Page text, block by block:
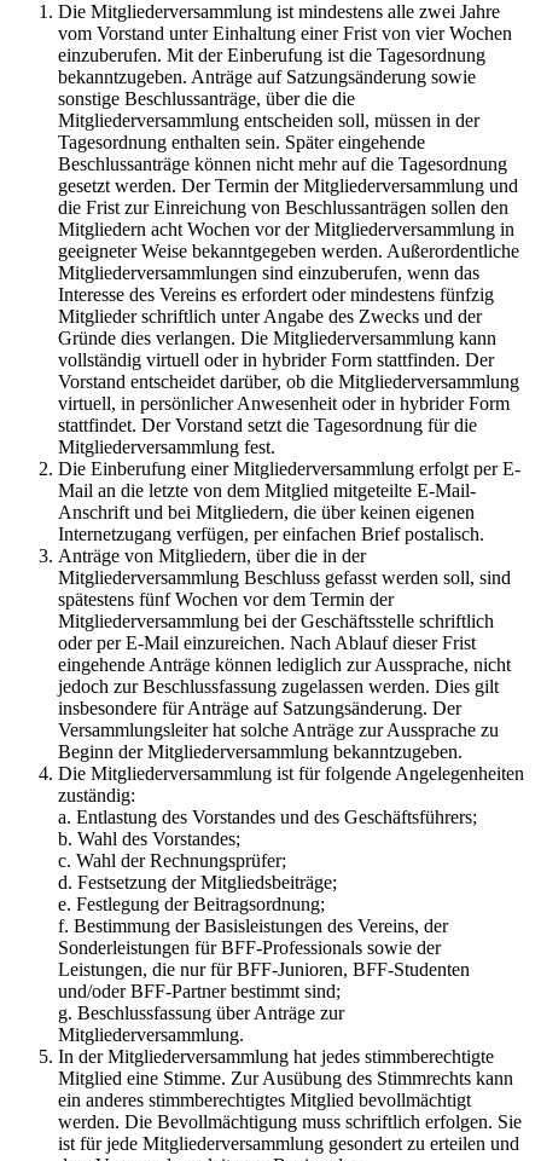
Die Mitgliederversammlung ist mindestens alle zwei Jahre
vom Vorstand unter Einhaltung einer Frist von vier Wochen
einzuberufen. Mit der Einberufung ist die Tagesordnung
bekanntzugeben. Anträge auf Satzungsänderung sowie
sonstige Beschlussanträge, über die die
Mitgliederversammlung entscheiden soll, müssen in der
Tagesordnung enthalten sein. Später eingehende
Beschlussanträge können nicht mehr auf die Tagesordnung
gesetzt werden. Der Termin der Mitgliederversammlung und
die Frist zur Einreichung von Beschlussanträgen sollen den
Mitgliedern acht Wochen vor der Mitgliederversammlung in
geeigneter Weise bekanntgegeben werden. Außerordentliche
Mitgliederversammlungen sind einzuberufen, wenn das
Interesse des Vereins es erfordert oder mindestens fünfzig
Mitglieder schriftlich unter Angabe des Zwecks und der
Gründe dies verlangen. Die Mitgliederversammlung kann
vollständig virtuell oder in hybrider Form stattfinden. Der
Vorstand entscheidet darüber, ob die Mitgliederversammlung
virtuell, in persönlicher Anwesenheit oder in hybrider Form
stattfindet. Der Vorstand setzt die Tagesordnung für die
Mitgliederversammlung fest.
Die Einberufung einer Mitgliederversammlung erfolgt per E-
Mail an die letzte von dem Mitglied mitgeteilte E-Mail-
Anschrift und bei Mitgliedern, die über keinen eigenen
Internetzugang verfügen, per einfachen Brief postalisch.
Anträge von Mitgliedern, über die in der
Mitgliederversammlung Beschluss gefasst werden soll, sind
spätestens fünf Wochen vor dem Termin der
Mitgliederversammlung bei der Geschäftsstelle schriftlich
oder per E-Mail einzureichen. Nach Ablauf dieser Frist
eingehende Anträge können lediglich zur Aussprache, nicht
jedoch zur Beschlussfassung zugelassen werden. Dies gilt
insbesondere für Anträge auf Satzungsänderung. Der
Versammlungsleiter hat solche Anträge zur Aussprache zu
Beginn der Mitgliederversammlung bekanntzugeben.
Die Mitgliederversammlung ist für folgende Angelegenheiten
zuständig:
a. Entlastung des Vorstandes und des Geschäftsführers;
b. Wahl des Vorstandes;
c. Wahl der Rechnungsprüfer;
d. Festsetzung der Mitgliedsbeiträge;
e. Festlegung der Beitragsordnung;
f. Bestimmung der Basisleistungen des Vereins, der
Sonderleistungen für BFF-Professionals sowie der
Leistungen, die nur für BFF-Junioren, BFF-Studenten
und/oder BFF-Partner bestimmt sind;
g. Beschlussfassung über Anträge zur
Mitgliederversammlung.
In der Mitgliederversammlung hat jedes stimmberechtigte
Mitglied eine Stimme. Zur Ausübung des Stimmrechts kann
ein anderes stimmberechtigtes Mitglied bevollmächtigt
werden. Die Bevollmächtigung muss schriftlich erfolgen. Sie
ist für jede Mitgliederversammlung gesondert zu erteilen und